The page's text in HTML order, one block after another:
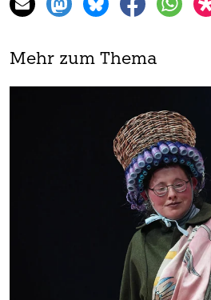
Mehr zum Thema